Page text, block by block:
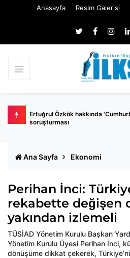
Anasayfa Resim Galerisi
belli
Ertuğrul Özkök hakkında
soruşturması
Ana Sayfa Ekonomi
Perihan İnci:
rekabette değişen
yakından izlemeli
TÜSİAD Yönetim Kurulu Başkan
Yönetim Kurulu Üyesi Perihan İnci,
dönüşüme dikkat çekerek,